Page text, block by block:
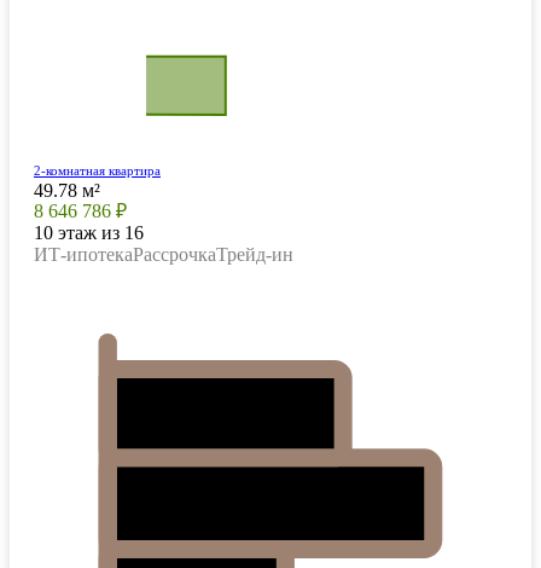
2-комнатная квартира
49.78 м²
8 646 786 ₽
10 этаж из 16
ИТ-ипотекаРассрочкаТрейд-ин